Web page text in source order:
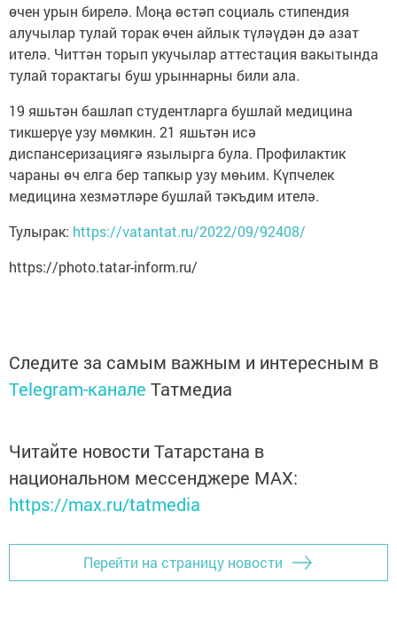
өчен урын бирелә. Моңа өстәп социаль стипендия
алучылар тулай торак өчен айлык түләүдән дә азат
ителә. Читтән торып укучылар аттестация вакытында
тулай торактагы буш урыннарны били ала.
19 яшьтән башлап студентларга бушлай медицина
тикшерүе узу мөмкин. 21 яшьтән исә
диспансеризациягә язылырга була. Профилактик
чараны өч елга бер тапкыр узу мөһим. Күпчелек
медицина хезмәтләре бушлай тәкъдим ителә.
Тулырак: https://vatantat.ru/2022/09/92408/
https://photo.tatar-inform.ru/
Следите за самым важным и интересным в
Telegram-канале Татмедиа
Читайте новости Татарстана в
национальном мессенджере MАХ:
https://max.ru/tatmedia
Перейти на страницу новости